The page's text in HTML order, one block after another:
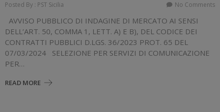
Posted By : PST Sicilia No Comments
AVVISO PUBBLICO DI INDAGINE DI MERCATO AI SENSI
DELL’ART. 50, COMMA 1, LETT. A) E B), DEL CODICE DEI
CONTRATTI PUBBLICI D.LGS. 36/2023 PROT. 65 DEL
07/03/2024 SELEZIONE PER SERVIZI DI COMUNICAZIONE
PER…
READ MORE